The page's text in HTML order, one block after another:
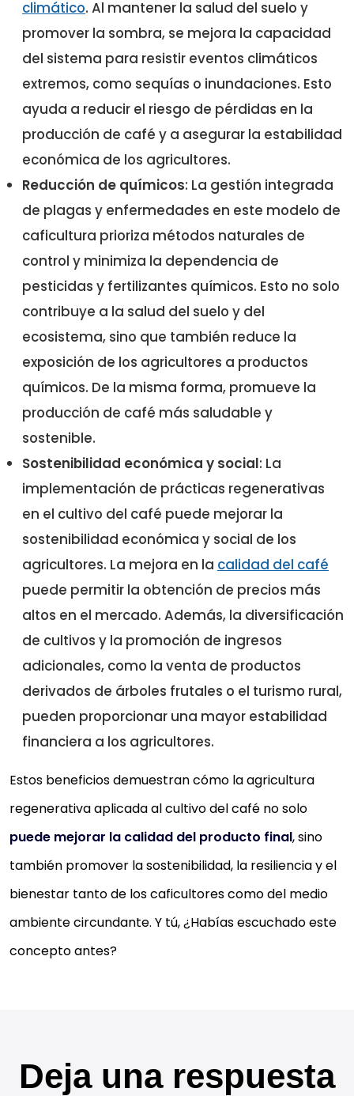
climático. Al mantener la salud del suelo y
promover la sombra, se mejora la capacidad
del sistema para resistir eventos climáticos
extremos, como sequías o inundaciones. Esto
ayuda a reducir el riesgo de pérdidas en la
producción de café y a asegurar la estabilidad
económica de los agricultores.
Reducción de químicos: La gestión integrada
de plagas y enfermedades en este modelo de
caficultura prioriza métodos naturales de
control y minimiza la dependencia de
pesticidas y fertilizantes químicos. Esto no solo
contribuye a la salud del suelo y del
ecosistema, sino que también reduce la
exposición de los agricultores a productos
químicos. De la misma forma, promueve la
producción de café más saludable y
sostenible.
Sostenibilidad económica y social: La
implementación de prácticas regenerativas
en el cultivo del café puede mejorar la
sostenibilidad económica y social de los
agricultores. La mejora en la calidad del café
puede permitir la obtención de precios más
altos en el mercado. Además, la diversificación
de cultivos y la promoción de ingresos
adicionales, como la venta de productos
derivados de árboles frutales o el turismo rural,
pueden proporcionar una mayor estabilidad
financiera a los agricultores.
Estos beneficios demuestran cómo la agricultura
regenerativa aplicada al cultivo del café no solo
puede mejorar la calidad del producto final, sino
también promover la sostenibilidad, la resiliencia y el
bienestar tanto de los caficultores como del medio
ambiente circundante. Y tú, ¿Habías escuchado este
concepto antes?
Deja una respuesta